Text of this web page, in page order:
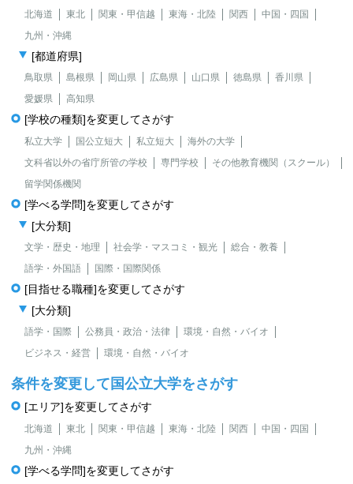
北海道 東北 関東・甲信越 東海・北陸 関西
中国・四国
九州・沖縄
[都道府県]
鳥取県 島根県 岡山県 広島県 山口県 徳島県
香川県
愛媛県
高知県
[学校の種類]を変更してさがす
私立大学 国公立短大 私立短大
海外の大学
文科省以外の省庁所管の学校
専門学校
その他教育機関（スクール）
留学関係機関
[学べる学問]を変更してさがす
[大分類]
文学・歴史・地理 社会学・マスコミ・観光
総合・教養
語学・外国語
国際・国際関係
[目指せる職種]を変更してさがす
[大分類]
語学・国際 公務員・政治・法律
環境・自然・バイオ
ビジネス・経営
環境・自然・バイオ
条件を変更して国公立大学をさがす
[エリア]を変更してさがす
北海道 東北 関東・甲信越 東海・北陸 関西
中国・四国
九州・沖縄
[学べる学問]を変更してさがす